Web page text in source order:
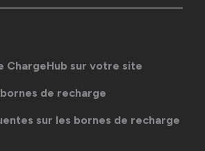
ChargeHub sur votre site
de recharge
sur les bornes de recharge